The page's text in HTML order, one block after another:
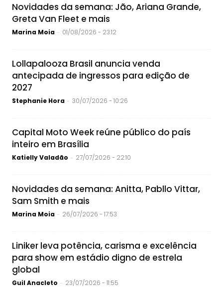
Novidades da semana: Jão, Ariana Grande,
Greta Van Fleet e mais
Marina Moia - 01/08/2026 - 23:12
Lollapalooza Brasil anuncia venda
antecipada de ingressos para edição de
2027
Stephanie Hora - 30/07/2026 - 10:26
Capital Moto Week reúne público do país
inteiro em Brasília
Katielly Valadão - 27/07/2026 - 22:10
Novidades da semana: Anitta, Pabllo Vittar,
Sam Smith e mais
Marina Moia - 26/07/2026 - 17:53
Liniker leva potência, carisma e excelência
para show em estádio digno de estrela
global
Guil Anacleto - 23/07/2026 - 11:55